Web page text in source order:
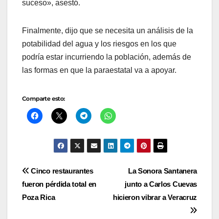
suceso», asestó.
Finalmente, dijo que se necesita un análisis de la
potabilidad del agua y los riesgos en los que
podría estar incurriendo la población, además de
las formas en que la paraestatal va a apoyar.
Comparte esto:
Navegación
de
La Sonora Santanera
junto a Carlos Cuevas
hicieron vibrar a Veracruz
Cinco restaurantes
fueron pérdida total en
Poza Rica